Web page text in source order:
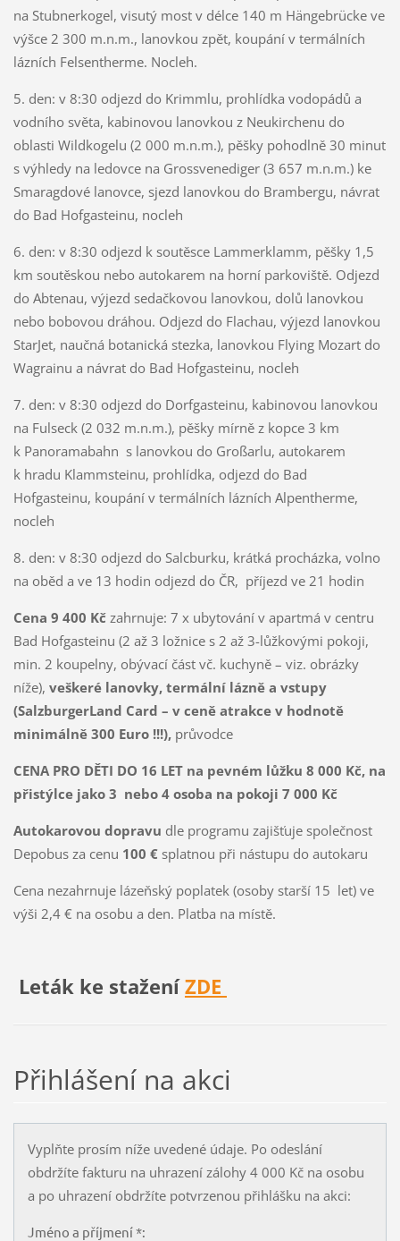
na Stubnerkogel, visutý most v délce 140 m Hängebrücke ve
výšce 2 300 m.n.m., lanovkou zpět, koupání v termálních
lázních Felsentherme. Nocleh.
5. den: v 8:30 odjezd do Krimmlu, prohlídka vodopádů a
vodního světa, kabinovou lanovkou z Neukirchenu do
oblasti Wildkogelu (2 000 m.n.m.), pěšky pohodlně 30 minut
s výhledy na ledovce na Grossvenediger (3 657 m.n.m.) ke
Smaragdové lanovce, sjezd lanovkou do Brambergu, návrat
do Bad Hofgasteinu, nocleh
6. den: v 8:30 odjezd k soutěsce Lammerklamm, pěšky 1,5
km soutěskou nebo autokarem na horní parkoviště. Odjezd
do Abtenau, výjezd sedačkovou lanovkou, dolů lanovkou
nebo bobovou dráhou. Odjezd do Flachau, výjezd lanovkou
StarJet, naučná botanická stezka, lanovkou Flying Mozart do
Wagrainu a návrat do Bad Hofgasteinu, nocleh
7. den: v 8:30 odjezd do Dorfgasteinu, kabinovou lanovkou
na Fulseck (2 032 m.n.m.), pěšky mírně z kopce 3 km
k Panoramabahn s lanovkou do Großarlu, autokarem
k hradu Klammsteinu, prohlídka, odjezd do Bad
Hofgasteinu, koupání v termálních lázních Alpentherme,
nocleh
8. den: v 8:30 odjezd do Salcburku, krátká procházka, volno
na oběd a ve 13 hodin odjezd do ČR, příjezd ve 21 hodin
Cena 9 400 Kčzahrnuje: 7 x ubytování v apartmá v centru
Bad Hofgasteinu (2 až 3 ložnice s 2 až 3-lůžkovými pokoji,
min. 2 koupelny, obývací část vč. kuchyně – viz. obrázky
níže), veškeré lanovky, termální lázně a vstupy
(SalzburgerLand Card – v ceně atrakce v hodnotě
minimálně 300 Euro !!!), průvodce
CENA PRO DĚTI DO 16 LET na pevném lůžku 8 000 Kč, na
přistýlce jako 3 nebo 4 osoba na pokoji 7 000 Kč
Autokarovou dopravu dle programu zajišťuje společnost
Depobus za cenu 100 €splatnou při nástupu do autokaru
Cena nezahrnuje lázeňský poplatek (osoby starší 15 let) ve
výši 2,4 € na osobu a den. Platba na místě.
Leták ke staženíZDE
Přihlášení na akci
Vyplňte prosím níže uvedené údaje. Po odeslání
obdržíte fakturu na uhrazení zálohy 4 000 Kč na osobu
a po uhrazení obdržíte potvrzenou přihlášku na akci:
Jméno a příjmení *: